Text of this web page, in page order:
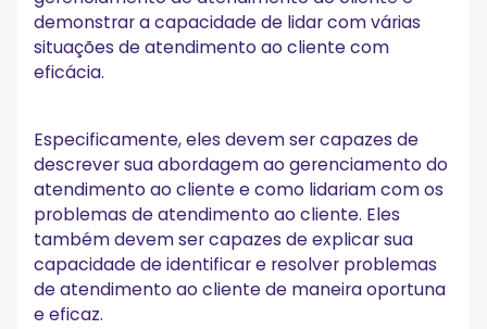
demonstrar a capacidade de lidar com várias
situações de atendimento ao cliente com
eficácia.
Especificamente, eles devem ser capazes de
descrever sua abordagem ao gerenciamento do
atendimento ao cliente e como lidariam com os
problemas de atendimento ao cliente. Eles
também devem ser capazes de explicar sua
capacidade de identificar e resolver problemas
de atendimento ao cliente de maneira oportuna
e eficaz.